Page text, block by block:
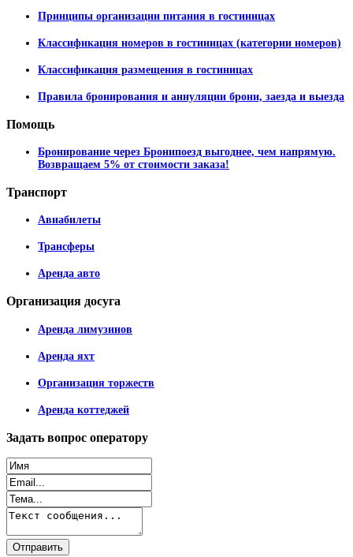
Принципы организации питания в гостиницах
Классификация номеров в гостиницах (категории номеров)
Классификация размещения в гостиницах
Правила бронирования и аннуляции брони, заезда и выезда
Помощь
Бронирование через Бронипоезд выгоднее, чем напрямую.
Возвращаем 5% от стоимости заказа!
Транспорт
Авиабилеты
Трансферы
Аренда авто
Организация досуга
Аренда лимузинов
Аренда яхт
Организация торжеств
Аренда коттеджей
Задать вопрос оператору